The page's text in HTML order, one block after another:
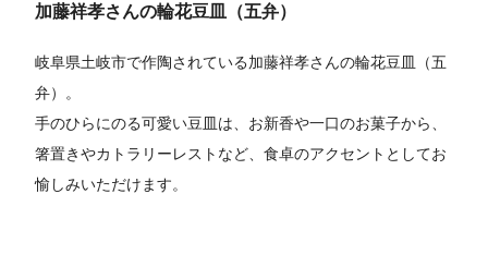
加藤祥孝さんの輪花豆皿（五弁）
岐阜県土岐市で作陶されている加藤祥孝さんの輪花豆皿（五
弁）。
手のひらにのる可愛い豆皿は、お新香や一口のお菓子から、
箸置きやカトラリーレストなど、食卓のアクセントとしてお
愉しみいただけます。